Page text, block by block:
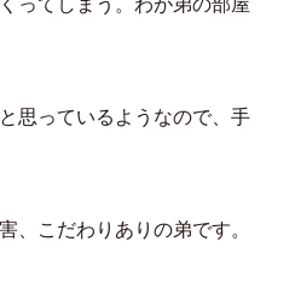
ってしまう。わが弟の部屋
思っているようなので、手
、こだわりありの弟です。